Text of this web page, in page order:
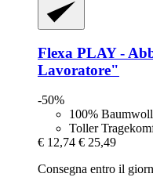
Flexa PLAY -​
Lavoratore"
-50%
100%
Toller
€ 12,74 € 25,49
Consegna entro il